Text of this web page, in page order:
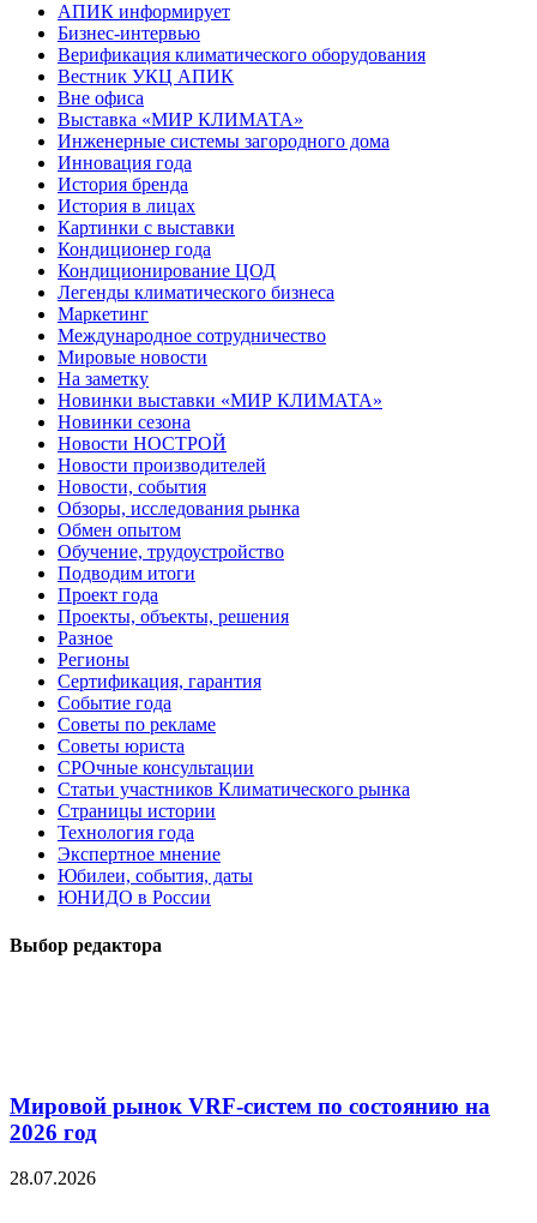
АПИК информирует
Бизнес-интервью
Верификация климатического оборудования
Вестник УКЦ АПИК
Вне офиса
Выставка «МИР КЛИМАТА»
Инженерные системы загородного дома
Инновация года
История бренда
История в лицах
Картинки с выставки
Кондиционер года
Кондиционирование ЦОД
Легенды климатического бизнеса
Маркетинг
Международное сотрудничество
Мировые новости
На заметку
Новинки выставки «МИР КЛИМАТА»
Новинки сезона
Новости НОСТРОЙ
Новости производителей
Новости, события
Обзоры, исследования рынка
Обмен опытом
Обучение, трудоустройство
Подводим итоги
Проект года
Проекты, объекты, решения
Разное
Регионы
Сертификация, гарантия
Событие года
Советы по рекламе
Советы юриста
СРОчные консультации
Статьи участников Климатического рынка
Страницы истории
Технология года
Экспертное мнение
Юбилеи, события, даты
ЮНИДО в России
Выбор редактора
Мировой рынок VRF-систем по состоянию на
2026 год
28.07.2026